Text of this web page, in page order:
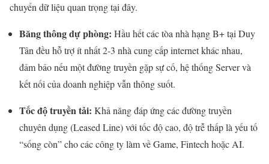
chuyển dữ liệu quan trọng tại đây.
Băng thông dự phòng: Hầu hết các tòa nhà hạng B+ tại Duy
Tân đều hỗ trợ ít nhất 2-3 nhà cung cấp internet khác nhau,
đảm bảo nếu một đường truyền gặp sự cố, hệ thống Server và
kết nối của doanh nghiệp vẫn thông suốt.
Tốc độ truyền tải: Khả năng đáp ứng các đường truyền
chuyên dụng (Leased Line) với tốc độ cao, độ trễ thấp là yếu tố
“sống còn” cho các công ty làm về Game, Fintech hoặc AI.